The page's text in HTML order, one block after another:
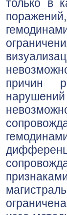
только в
причин